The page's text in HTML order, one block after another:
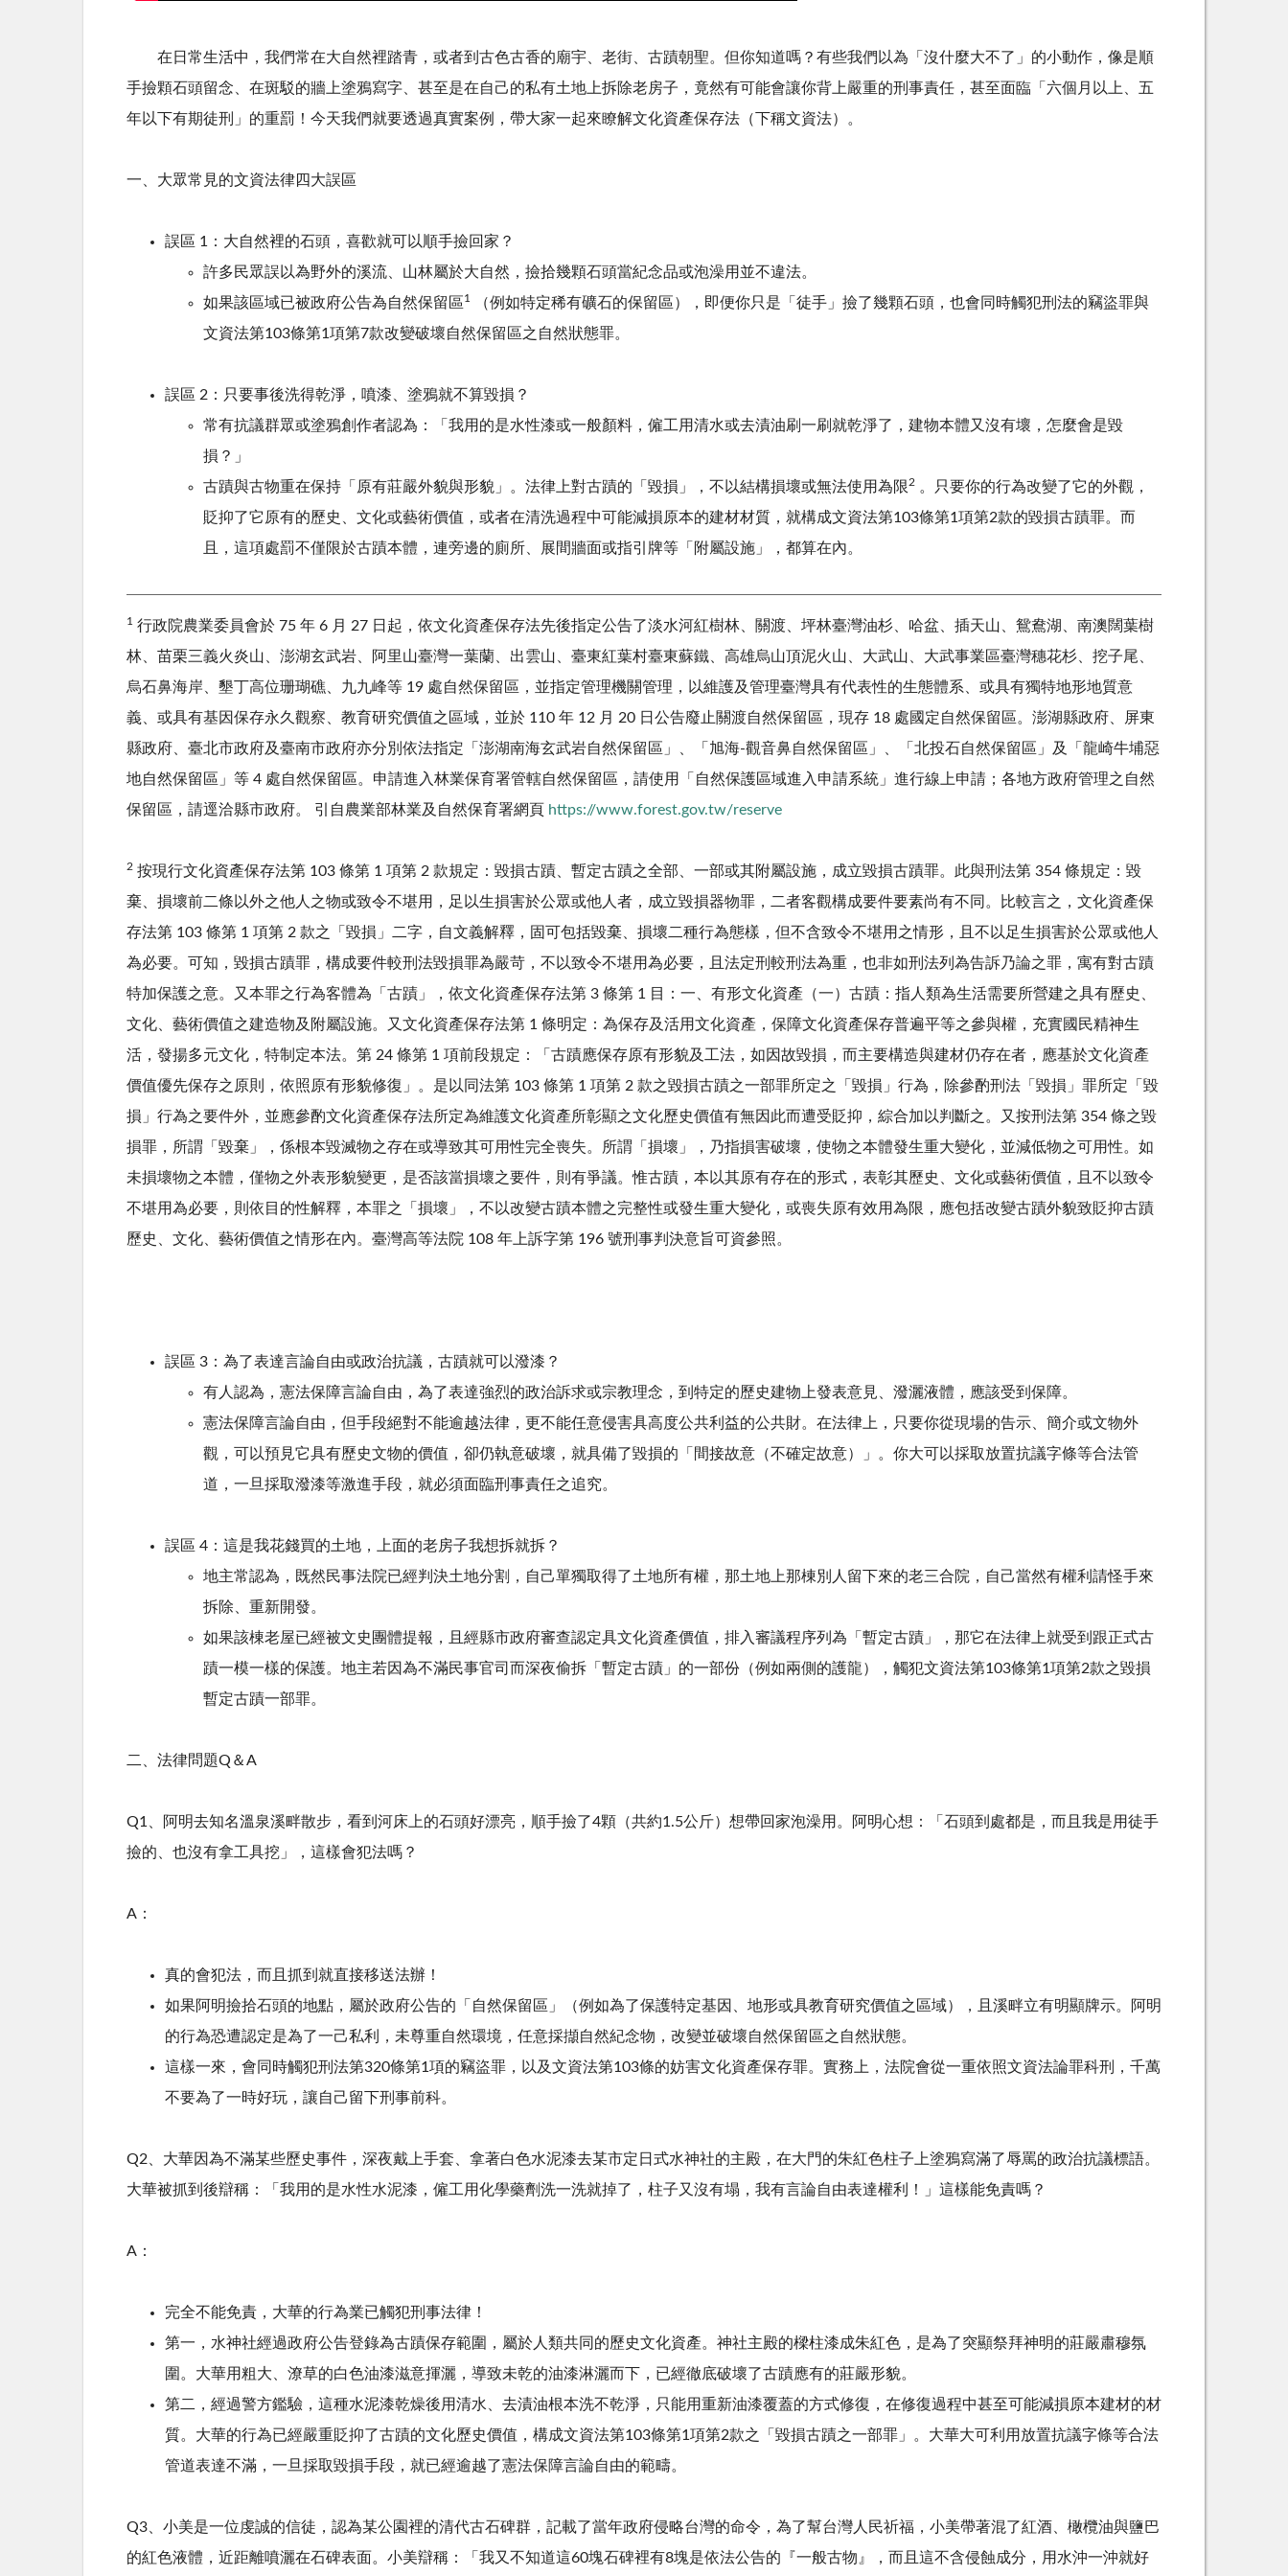
在日常生活中，我們常在大自然裡踏青，或者到古色古香的廟宇、老街、古蹟朝聖。 但你知道嗎？有些我們以為「沒什麼大不了」的小動作，像是順
手撿顆石頭留念、在斑駁的牆上塗鴉寫字、甚至是在自己的私有土地上拆除老房子，竟然有可能會讓你背上嚴重的刑事責任，甚至面臨「六個月以上、五
年以下有期徒刑」的重罰！ 今天我們就要透過真實案例，帶大家一起來瞭解文化資產保存法（下稱文資法）。
一、大眾常見的文資法律四大誤區
誤區 1：大自然裡的石頭，喜歡就可以順手撿回家？
許多民眾誤以為野外的溪流、山林屬於大自然，撿拾幾顆石頭當紀念品或泡澡用並不違法。
如果該區域已被政府公告為自然保留區 1
（例如特定稀有礦石的保留區），即便你只是「徒手」撿了幾顆石頭，也會同時觸犯刑法的竊盜罪與
文資法第103條第1項第7款改變破壞自然保留區之自然狀態罪。
誤區 2：只要事後洗得乾淨，噴漆、塗鴉就不算毀損？
常有抗議群眾或塗鴉創作者認為：「我用的是水性漆或一般顏料，僱工用清水或去漬油刷一刷就乾淨了，建物本體又沒有壞，怎麼會是毀
損？」
古蹟與古物重在保持「原有莊嚴外貌與形貌」。 法律上對古蹟的「毀損」，不以結構損壞或無法使用為限2 。
只要你的行為改變了它的外觀，
貶抑了它原有的歷史、文化或藝術價值，或者在清洗過程中可能減損原本的建材材質，就構成文資法第103條第1項第2款的毀損古蹟罪。 而
且，這項處罰不僅限於古蹟本體，連旁邊的廁所、展間牆面或指引牌等「附屬設施」，都算在內。
1 行政院農業委員會於 75 年 6 月 27 日起，依文化資產保存法先後指定公告了淡水河紅樹林、關渡、坪林臺灣油杉、哈盆、插天山、鴛鴦湖、南澳闊葉樹
林、苗栗三義火炎山、澎湖玄武岩、阿里山臺灣一葉蘭、出雲山、臺東紅葉村臺東蘇鐵、高雄烏山頂泥火山、大武山、大武事業區臺灣穗花杉、挖子尾、
烏石鼻海岸、墾丁高位珊瑚礁、九九峰等 19 處自然保留區，並指定管理機關管理，以維護及管理臺灣具有代表性的生態體系、或具有獨特地形地質意
義、或具有基因保存永久觀察、教育研究價值之區域，並於 110 年 12 月 20 日公告廢止關渡自然保留區，現存 18 處國定自然保留區。 澎湖縣政府、屏東
縣政府、臺北市政府及臺南市政府亦分別依法指定「澎湖南海玄武岩自然保留區」、「旭海-觀音鼻自然保留區」、「北投石自然保留區」及「龍崎牛埔惡
地自然保留區」等 4 處自然保留區。 申請進入林業保育署管轄自然保留區，請使用「自然保護區域進入申請系統」進行線上申請；各地方政府管理之自然
保留區，請逕洽縣市政府。
引自農業部林業及自然保育署網頁 https://www.forest.gov.tw/reserve
2 按現行文化資產保存法第 103 條第 1 項第 2 款規定：毀損古蹟、暫定古蹟之全部、一部或其附屬設施，成立毀損古蹟罪。 此與刑法第 354 條規定：毀
棄、損壞前二條以外之他人之物或致令不堪用，足以生損害於公眾或他人者，成立毀損器物罪，二者客觀構成要件要素尚有不同。
比較言之，文化資產保
存法第 103 條第 1 項第 2 款之「毀損」二字，自文義解釋，固可包括毀棄、損壞二種行為態樣，但不含致令不堪用之情形，且不以足生損害於公眾或他人
為必要。
可知，毀損古蹟罪，構成要件較刑法毀損罪為嚴苛，不以致令不堪用為必要，且法定刑較刑法為重，也非如刑法列為告訴乃論之罪，寓有對古蹟
特加保護之意。
又本罪之行為客體為「古蹟」，依文化資產保存法第 3 條第 1 目：一、有形文化資產（一）古蹟：指人類為生活需要所營建之具有歷史、
文化、藝術價值之建造物及附屬設施。
又文化資產保存法第 1 條明定：為保存及活用文化資產，保障文化資產保存普遍平等之參與權，充實國民精神生
活，發揚多元文化，特制定本法。 第 24 條第 1 項前段規定：「古蹟應保存原有形貌及工法，如因故毀損，而主要構造與建材仍存在者，應基於文化資產
價值優先保存之原則，依照原有形貌修復」。 是以同法第 103 條第 1 項第 2 款之毀損古蹟之一部罪所定之「毀損」行為，除參酌刑法「毀損」罪所定「毀
損」行為之要件外，並應參酌文化資產保存法所定為維護文化資產所彰顯之文化歷史價值有無因此而遭受貶抑，綜合加以判斷之。
又按刑法第 354 條之毀
損罪，所謂「毀棄」，係根本毀滅物之存在或導致其可用性完全喪失。 所謂「損壞」，乃指損害破壞，使物之本體發生重大變化，並減低物之可用性。 如
未損壞物之本體，僅物之外表形貌變更，是否該當損壞之要件，則有爭議。惟古蹟，本以其原有存在的形式，表彰其歷史、文化或藝術價值，且不以致令
不堪用為必要，則依目的性解釋，本罪之「損壞」，不以改變古蹟本體之完整性或發生重大變化，或喪失原有效用為限，應包括改變古蹟外貌致貶抑古蹟
歷史、文化、藝術價值之情形在內。臺灣高等法院 108 年上訴字第 196 號刑事判決意旨可資參照。
誤區 3：為了表達言論自由或政治抗議，古蹟就可以潑漆？
有人認為，憲法保障言論自由，為了表達強烈的政治訴求或宗教理念，到特定的歷史建物上發表意見、潑灑液體，應該受到保障。
憲法保障言論自由，但手段絕對不能逾越法律，更不能任意侵害具高度公共利益的公共財。 在法律上，只要你從現場的告示、簡介或文物外
觀，可以預見它具有歷史文物的價值，卻仍執意破壞，就具備了毀損的「間接故意（不確定故意）」。 你大可以採取放置抗議字條等合法管
道，一旦採取潑漆等激進手段，就必須面臨刑事責任之追究。
誤區 4：這是我花錢買的土地，上面的老房子我想拆就拆？
地主常認為，既然民事法院已經判決土地分割，自己單獨取得了土地所有權，那土地上那棟別人留下來的老三合院，自己當然有權利請怪手來
拆除、重新開發。
如果該棟老屋已經被文史團體提報，且經縣市政府審查認定具文化資產價值，排入審議程序列為「暫定古蹟」，那它在法律上就受到跟正式古
蹟一模一樣的保護。 地主若因為不滿民事官司而深夜偷拆「暫定古蹟」的一部份（例如兩側的護龍），觸犯文資法第103條第1項第2款之毀損
暫定古蹟一部罪。
二、法律問題Q＆A
Q1、阿明去知名溫泉溪畔散步，看到河床上的石頭好漂亮，順手撿了4顆（共約1.5公斤）想帶回家泡澡用。
阿明心想：「石頭到處都是，而且我是用徒手
撿的、也沒有拿工具挖」，這樣會犯法嗎？
A：
真的會犯法，而且抓到就直接移送法辦！
如果阿明撿拾石頭的地點，屬於政府公告的「自然保留區」（例如為了保護特定基因、地形或具教育研究價值之區域），且溪畔立有明顯牌示。
阿明
的行為恐遭認定是為了一己私利，未尊重自然環境，任意採擷自然紀念物，改變並破壞自然保留區之自然狀態。
這樣一來，會同時觸犯刑法第320條第1項的竊盜罪，以及文資法第103條的妨害文化資產保存罪。 實務上，法院會從一重依照文資法論罪科刑，千萬
不要為了一時好玩，讓自己留下刑事前科。
Q2、大華因為不滿某些歷史事件，深夜戴上手套、拿著白色水泥漆去某市定日式水神社的主殿，在大門的朱紅色柱子上塗鴉寫滿了辱罵的政治抗議標語。
大華被抓到後辯稱：「我用的是水性水泥漆，僱工用化學藥劑洗一洗就掉了，柱子又沒有塌，我有言論自由表達權利！」這樣能免責嗎？
A：
完全不能免責，大華的行為業已觸犯刑事法律！
第一，水神社經過政府公告登錄為古蹟保存範圍，屬於人類共同的歷史文化資產。 神社主殿的樑柱漆成朱紅色，是為了突顯祭拜神明的莊嚴肅穆氛
圍。 大華用粗大、潦草的白色油漆滋意揮灑，導致未乾的油漆淋灑而下，已經徹底破壞了古蹟應有的莊嚴形貌。
第二，經過警方鑑驗，這種水泥漆乾燥後用清水、去漬油根本洗不乾淨，只能用重新油漆覆蓋的方式修復，在修復過程中甚至可能減損原本建材的材
質。 大華的行為已經嚴重貶抑了古蹟的文化歷史價值，構成文資法第103條第1項第2款之「毀損古蹟之一部罪」。 大華大可利用放置抗議字條等合法
管道表達不滿，一旦採取毀損手段，就已經逾越了憲法保障言論自由的範疇。
Q3、小美是一位虔誠的信徒，認為某公園裡的清代古石碑群，記載了當年政府侵略台灣的命令，為了幫台灣人民祈福，小美帶著混了紅酒、橄欖油與鹽巴
的紅色液體，近距離噴灑在石碑表面。 小美辯稱：「我又不知道這60塊石碑裡有8塊是依法公告的『一般古物』，而且這不含侵蝕成分，用水沖一沖就好